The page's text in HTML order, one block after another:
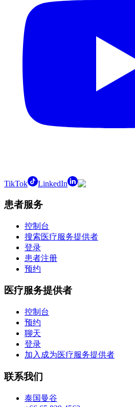
TikTok LinkedIn
患者服务
控制台
搜索医疗服务提供者
登录
患者注册
预约
医疗服务提供者
控制台
预约
聊天
登录
加入成为医疗服务提供者
联系我们
泰国曼谷